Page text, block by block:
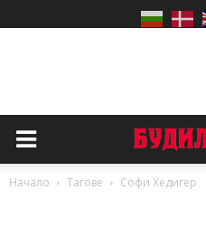
Начало Тагове Софи Хедигер